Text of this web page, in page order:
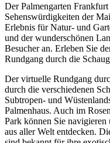
Der Palmengarten
Sehenswürdigkeiten der
Erlebnis für Natur- und
und der wunderschönen
Besucher an. Erleben Sie
Rundgang durch die
Der virtuelle Rundgang
durch die verschiedenen
Subtropen- und
Palmenhaus. Auch im
Park können Sie navigieren
aus aller Welt entdecken.